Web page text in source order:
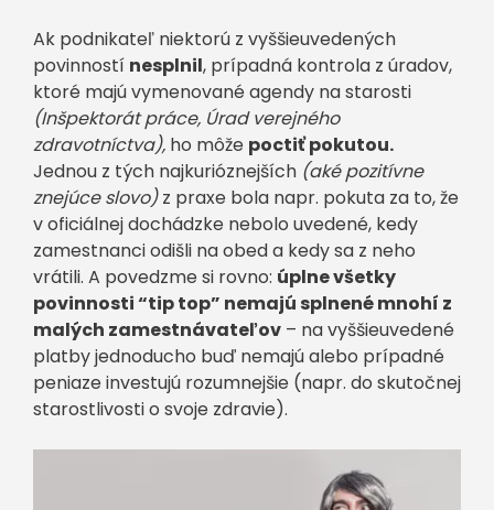
Ak podnikateľ niektorú z vyššieuvedených
povinností nesplnil, prípadná kontrola z úradov,
ktoré majú vymenované agendy na starosti
(Inšpektorát práce, Úrad verejného
zdravotníctva), ho môže poctiť pokutou.
Jednou z tých najkurióznejších (aké pozitívne
znejúce slovo)z praxe bola napr. pokuta za to, že
v oficiálnej dochádzke nebolo uvedené, kedy
zamestnanci odišli na obed a kedy sa z neho
vrátili. A povedzme si rovno: úplne všetky
povinnosti “tip top” nemajú splnené mnohí z
malých zamestnávateľov – na vyššieuvedené
platby jednoducho buď nemajú alebo prípadné
peniaze investujú rozumnejšie (napr. do skutočnej
starostlivosti o svoje zdravie).